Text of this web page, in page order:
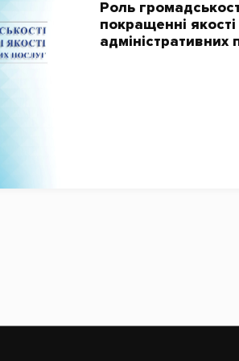
Роль
покращенні якості
адміністративних